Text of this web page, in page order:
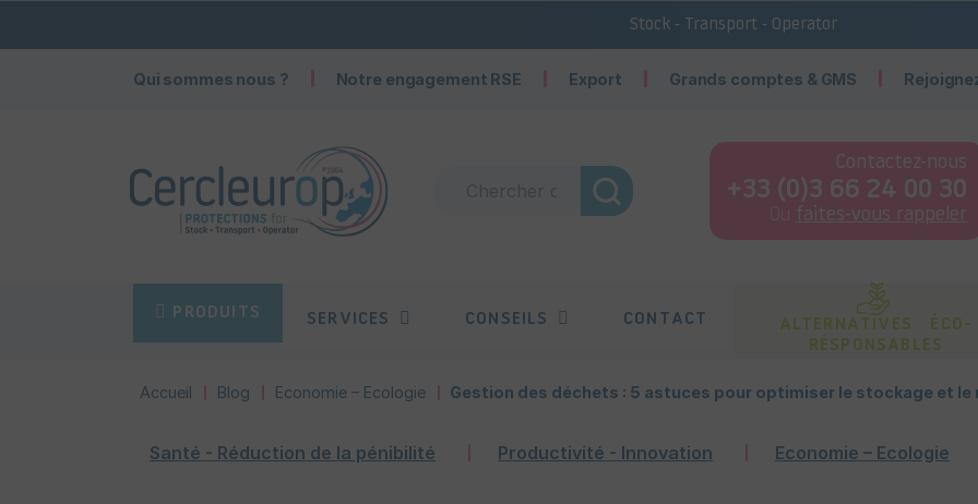
Stock - Transport - Operator
Qui sommes nous ? Notre engagement RSE Export Grands comptes & GMS
Contactez-nous
+33 (0)3 66 24 00 30
Ou faites-vous rappeler
PRODUITS SERVICES CONSEILS CONTACT
ALTERNATIVES ÉCO-
RÉSPONSABLES
Accueil Blog Economie – Ecologie Gestion des déchets : 5 astuces pour optimiser le stockage et le
Santé - Réduction de la pénibilité Productivité - Innovation Economie – Ecologie